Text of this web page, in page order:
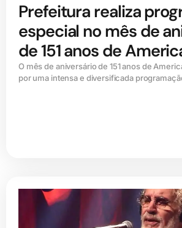
Prefeitura realiza
especial no mês de
de 151 anos de
O mês de aniversário de 151 anos de
por uma intensa e diversificada